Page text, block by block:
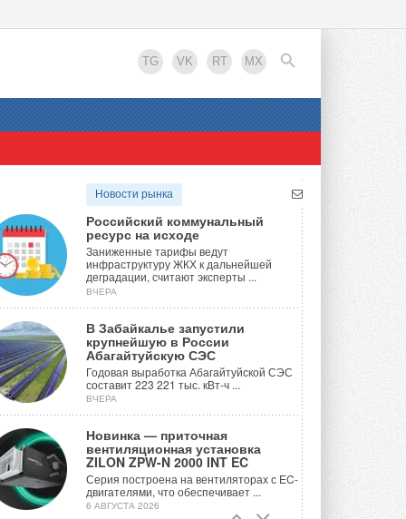
TG VK RT MX
EN
Новости рынка
Российский коммунальный
ресурс на исходе
Заниженные тарифы ведут
инфраструктуру ЖКХ к дальнейшей
деградации, считают эксперты ...
ВЧЕРА
В Забайкалье запустили
крупнейшую в России
Абагайтуйскую СЭС
Годовая выработка Абагайтуйской СЭС
составит 223 221 тыс. кВт-ч ...
ВЧЕРА
Новинка — приточная
вентиляционная установка
ZILON ZPW-N 2000 INT EC
Серия построена на вентиляторах с EC-
двигателями, что обеспечивает ...
6 АВГУСТА 2026